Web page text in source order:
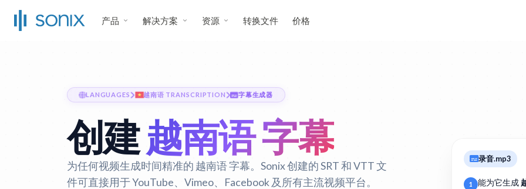
产品 解决方案 资源 转换文件 价格
LANGUAGES 越南语 TRANSCRIPTION 字幕生成器
创建越南语 字幕
为任何视频生成时间精准的 越南语 字幕。Sonix 创建的 SRT 和 VTT 文
件可直接用于 YouTube、Vimeo、Facebook 及所有主流视频平台。
录音.mp3
1 能为它生成